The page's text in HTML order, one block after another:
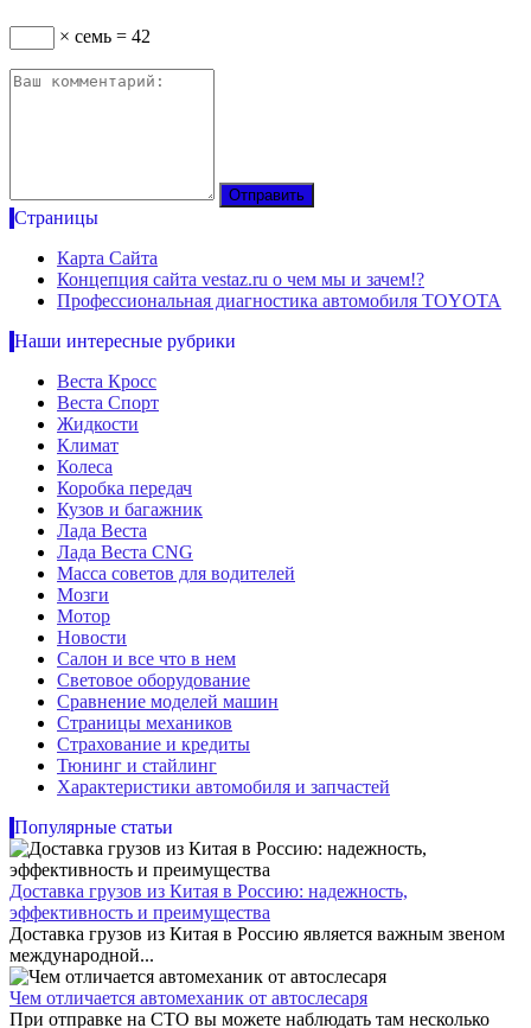
× семь = 42
Страницы
Карта Сайта
Концепция сайта vestaz.ru о чем мы и зачем!?
Профессиональная диагностика автомобиля TOYOTA
Наши интересные рубрики
Веста Кросс
Веста Спорт
Жидкости
Климат
Колеса
Коробка передач
Кузов и багажник
Лада Веста
Лада Веста CNG
Масса советов для водителей
Мозги
Мотор
Новости
Салон и все что в нем
Световое оборудование
Сравнение моделей машин
Страницы механиков
Страхование и кредиты
Тюнинг и стайлинг
Характеристики автомобиля и запчастей
Популярные статьи
Доставка грузов из Китая в Россию: надежность,
эффективность и преимущества
Доставка грузов из Китая в Россию является важным звеном
международной...
Чем отличается автомеханик от автослесаря
При отправке на СТО вы можете наблюдать там несколько